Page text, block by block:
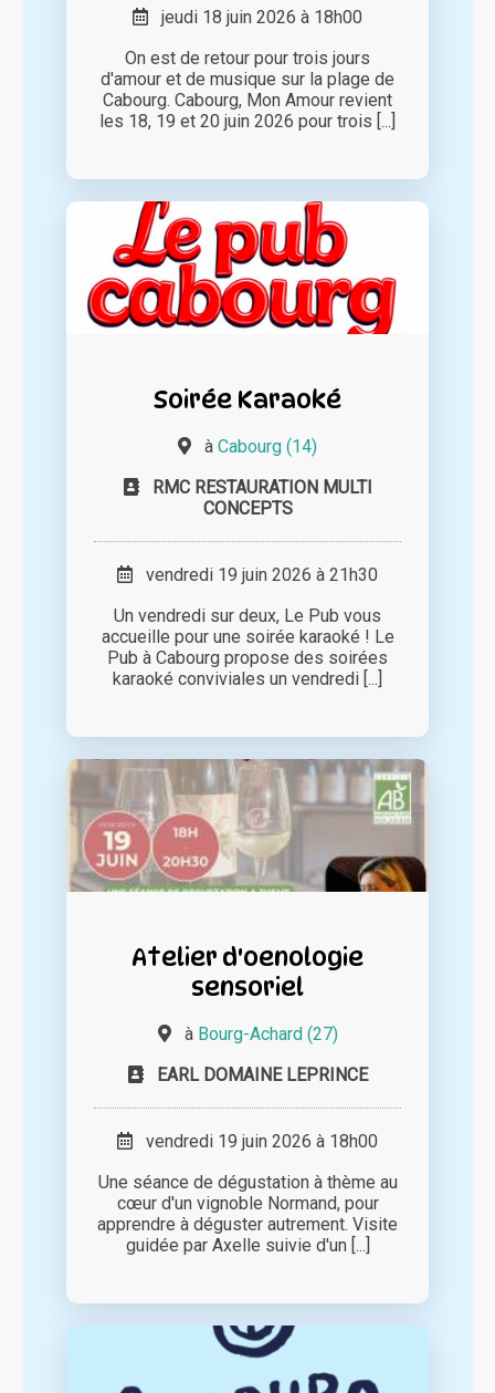
jeudi 18 juin 2026 à 18h00
On est de retour pour trois jours
d'amour et de musique sur la plage de
Cabourg. Cabourg, Mon Amour revient
les 18, 19 et 20 juin 2026 pour trois [...]
Soirée Karaoké
à Cabourg (14)
RMC RESTAURATION MULTI
CONCEPTS
vendredi 19 juin 2026 à 21h30
Un vendredi sur deux, Le Pub vous
accueille pour une soirée karaoké ! Le
Pub à Cabourg propose des soirées
karaoké conviviales un vendredi [...]
Atelier d'oenologie
sensoriel
à Bourg-Achard (27)
EARL DOMAINE LEPRINCE
vendredi 19 juin 2026 à 18h00
Une séance de dégustation à thème au
cœur d'un vignoble Normand, pour
apprendre à déguster autrement. Visite
guidée par Axelle suivie d'un [...]